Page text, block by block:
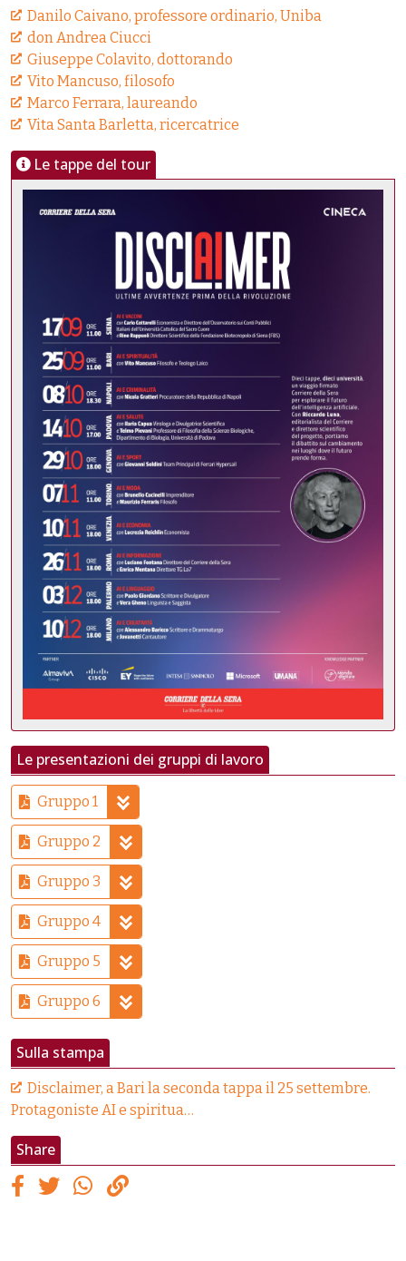
Danilo Caivano, professore ordinario, Uniba
don Andrea Ciucci
Giuseppe Colavito, dottorando
Vito Mancuso, filosofo
Marco Ferrara, laureando
Vita Santa Barletta, ricercatrice
Le tappe del tour
Le presentazioni dei gruppi di lavoro
Gruppo 1
Gruppo 2
Gruppo 3
Gruppo 4
Gruppo 5
Gruppo 6
Sulla stampa
Disclaimer, a Bari la seconda tappa il 25 settembre.
Protagoniste AI e spiritua…
Share